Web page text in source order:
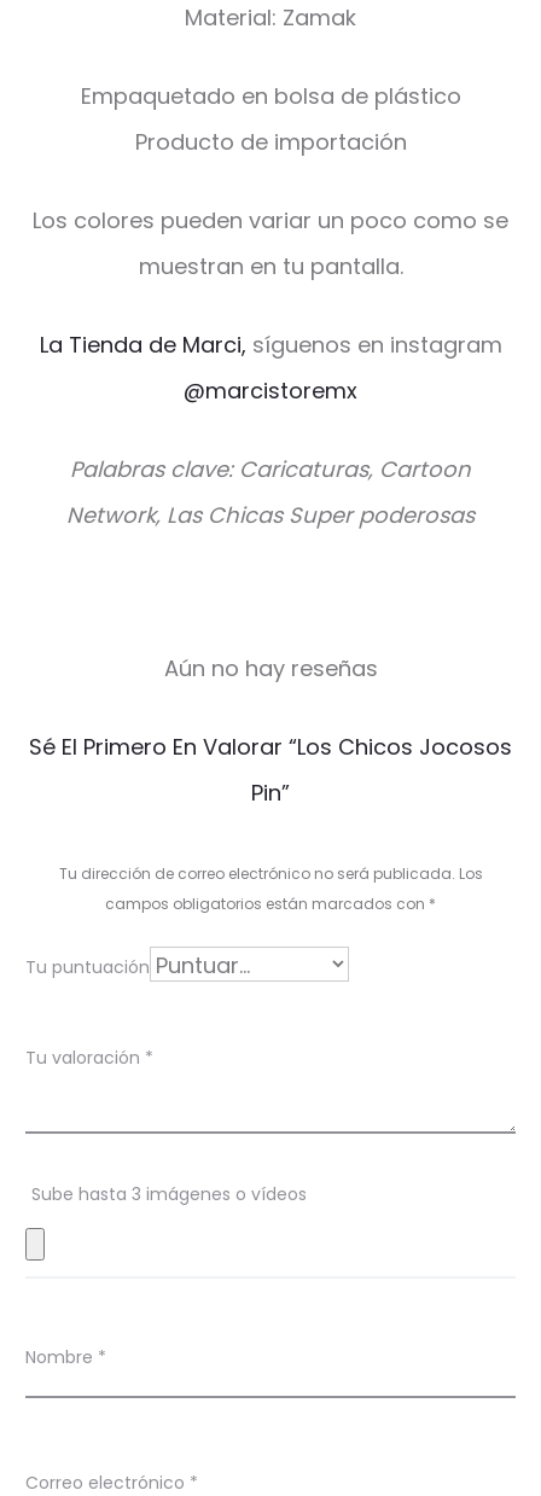
Material: Zamak
Empaquetado en bolsa de plástico
Producto de importación
Los colores pueden variar un poco como se
muestran en tu pantalla.
La Tienda de Marci, síguenos en instagram
@marcistoremx
Palabras clave: Caricaturas, Cartoon
Network, Las Chicas Super poderosas
V
a
c
o
n
s
Aún no hay reseñas
Sé El Primero En Valorar “Los Chicos Jocosos
Pin”
Tu dirección de correo electrónico no será publicada. Los
campos obligatorios están marcados con *
Tu puntuación
Tu valoración *
Sube hasta 3 imágenes o vídeos
Nombre *
Correo electrónico *